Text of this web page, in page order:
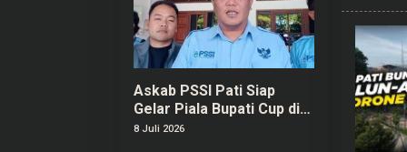
Askab PSSI Pati Siap
Gelar Piala Bupati Cup di
Bulan September
8 Juli 2026